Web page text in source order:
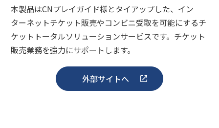
本製品はCNプレイガイド様とタイアップした、イン
ターネットチケット販売やコンビニ受取を可能にするチ
ケットトータルソリューションサービスです。チケット
販売業務を強力にサポートします。
外部サイトへ